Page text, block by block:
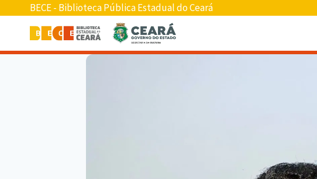
BECE - Biblioteca Pública Estadual do Ceará